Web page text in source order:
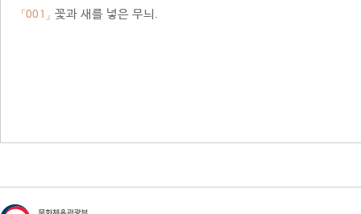
「001」 꽃과 새를 넣은 무늬.